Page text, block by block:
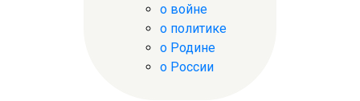
о войне
о политике
о Родине
о России